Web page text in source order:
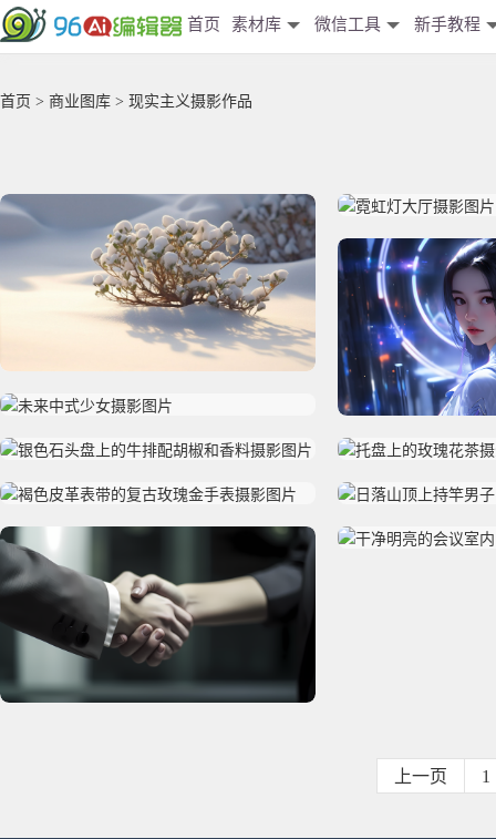
首页 素材库 微信工具 新手教程
首页 > 商业图库 > 现实主义摄影作品
上一页 1